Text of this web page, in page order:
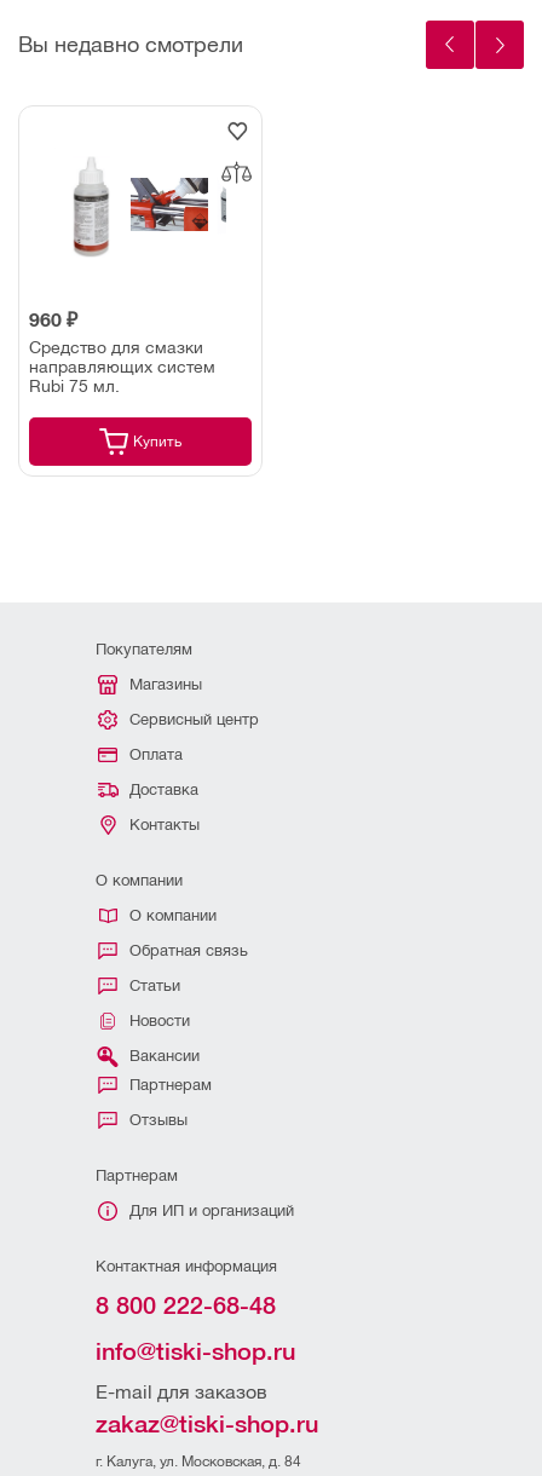
Вы недавно смотрели
960 ₽
Средство для смазки
направляющих систем
Rubi 75 мл.
Купить
Покупателям
Магазины
Сервисный центр
Оплата
Доставка
Контакты
О компании
О компании
Обратная связь
Статьи
Новости
Вакансии
Партнерам
Отзывы
Партнерам
Для ИП и организаций
Контактная информация
8 800 222-68-48
info@tiski-shop.ru
E-mail для заказов
zakaz@tiski-shop.ru
г. Калуга, ул. Московская, д. 84